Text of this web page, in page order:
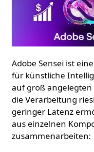
Adobe Sensei ist
für künstliche
auf groß
die Verarbeitung
geringer Latenz
aus einzelnen
zusammenarbeiten: